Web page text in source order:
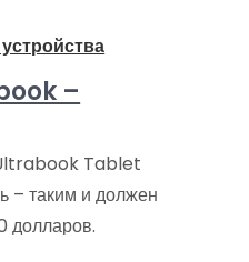
–
Ultrabook Tablet
– таким и должен
долларов.